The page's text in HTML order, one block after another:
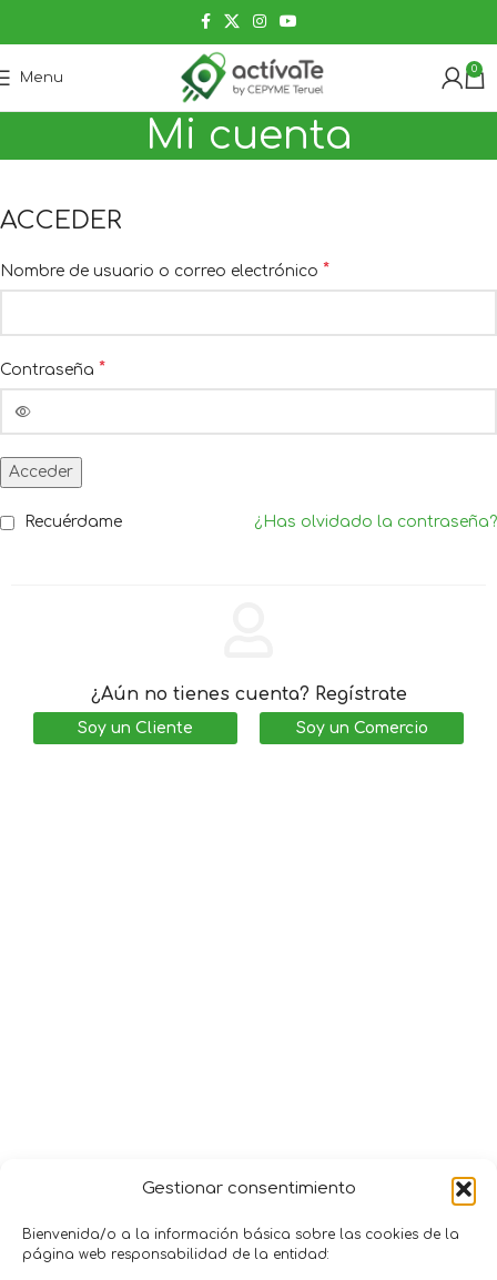
Gestionar consentimiento
Bienvenida/o a la información básica sobre las cookies de la
página web responsabilidad de la entidad:
Menu
0
Mi cuenta
ACCEDER
Nombre de usuario o correo electrónico *
Contraseña *
Acceder
¿Has olvidado la contraseña?
Recuérdame
¿Aún no tienes cuenta? Regístrate
Soy un Cliente Soy un Comercio